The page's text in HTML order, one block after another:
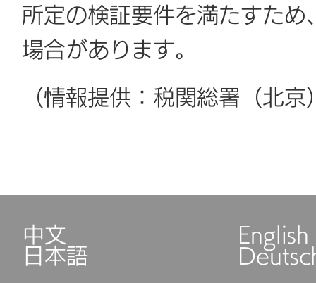
所定の検証要件を満たすた
場合があります。
（情報提供：税関総署（北
中文 English
日本語